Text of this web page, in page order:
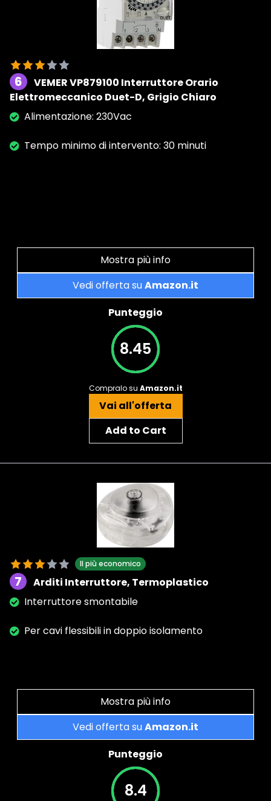
6
VEMER VP879100 Interruttore Orario
Elettromeccanico Duet-D, Grigio Chiaro
Alimentazione: 230Vac
Tempo minimo di intervento: 30 minuti
Mostra più info
Vedi offerta suAmazon.it
Punteggio
8.45
Compralo su Amazon.it
Vai all'offerta
Add to Cart
Il più economico
7
Arditi Interruttore, Termoplastico
Interruttore smontabile
Per cavi flessibili in doppio isolamento
Mostra più info
Vedi offerta suAmazon.it
Punteggio
8.4